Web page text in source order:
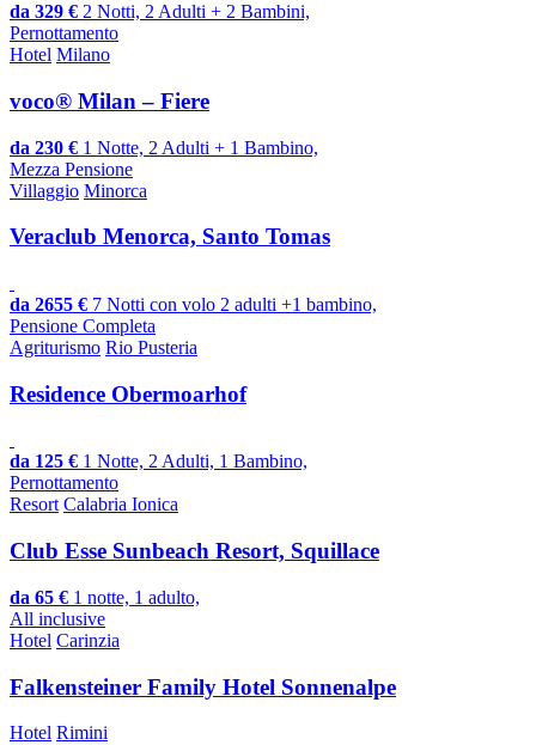
da 329 € 2 Notti, 2 Adulti + 2 Bambini,
Pernottamento
Hotel Milano
voco® Milan – Fiere
da 230 € 1 Notte, 2 Adulti + 1 Bambino,
Mezza Pensione
Villaggio Minorca
Veraclub Menorca, Santo Tomas
da 2655 € 7 Notti con volo 2 adulti +1 bambino,
Pensione Completa
Agriturismo Rio Pusteria
Residence Obermoarhof
da 125 € 1 Notte, 2 Adulti, 1 Bambino,
Pernottamento
Resort Calabria Ionica
Club Esse Sunbeach Resort, Squillace
da 65 € 1 notte, 1 adulto,
All inclusive
Hotel Carinzia
Falkensteiner Family Hotel Sonnenalpe
Hotel Rimini